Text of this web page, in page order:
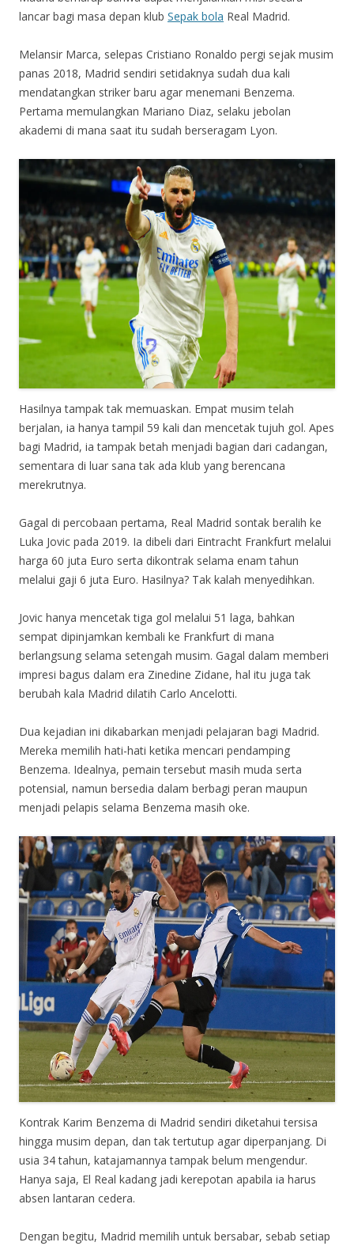
lancar bagi masa depan klub Sepak bola Real Madrid.
Melansir Marca, selepas Cristiano Ronaldo pergi sejak musim
panas 2018, Madrid sendiri setidaknya sudah dua kali
mendatangkan striker baru agar menemani Benzema.
Pertama memulangkan Mariano Diaz, selaku jebolan
akademi di mana saat itu sudah berseragam Lyon.
Hasilnya tampak tak memuaskan. Empat musim telah
berjalan, ia hanya tampil 59 kali dan mencetak tujuh gol. Apes
bagi Madrid, ia tampak betah menjadi bagian dari cadangan,
sementara di luar sana tak ada klub yang berencana
merekrutnya.
Gagal di percobaan pertama, Real Madrid sontak beralih ke
Luka Jovic pada 2019. Ia dibeli dari Eintracht Frankfurt melalui
harga 60 juta Euro serta dikontrak selama enam tahun
melalui gaji 6 juta Euro. Hasilnya? Tak kalah menyedihkan.
Jovic hanya mencetak tiga gol melalui 51 laga, bahkan
sempat dipinjamkan kembali ke Frankfurt di mana
berlangsung selama setengah musim. Gagal dalam memberi
impresi bagus dalam era Zinedine Zidane, hal itu juga tak
berubah kala Madrid dilatih Carlo Ancelotti.
Dua kejadian ini dikabarkan menjadi pelajaran bagi Madrid.
Mereka memilih hati-hati ketika mencari pendamping
Benzema. Idealnya, pemain tersebut masih muda serta
potensial, namun bersedia dalam berbagi peran maupun
menjadi pelapis selama Benzema masih oke.
Kontrak Karim Benzema di Madrid sendiri diketahui tersisa
hingga musim depan, dan tak tertutup agar diperpanjang. Di
usia 34 tahun, katajamannya tampak belum mengendur.
Hanya saja, El Real kadang jadi kerepotan apabila ia harus
absen lantaran cedera.
Dengan begitu, Madrid memilih untuk bersabar, sebab setiap